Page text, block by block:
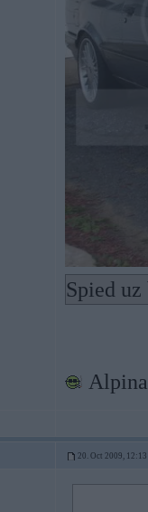
Spied
20. Oct 2009, 12:13